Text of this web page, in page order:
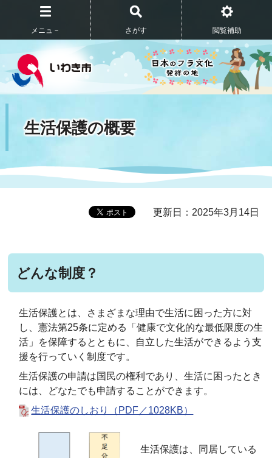
メニュ－ さがす 閲覧補助
生活保護の概要
更新日：2025年3月14日
どんな制度？
生活保護とは、さまざまな理由で生活に困った方に対
し、憲法第25条に定める「健康で文化的な最低限度の生
活」を保障するとともに、自立した生活ができるよう支
援を行っていく制度です。
生活保護の申請は国民の権利であり、生活に困ったとき
には、どなたでも申請することができます。
生活保護のしおり（PDF／1028KB）
生活保護は、同居している